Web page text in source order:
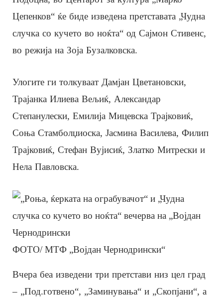
Цепенков“ ќе биде изведена претставата „Чудна
случка со кучето во ноќта“ од Сајмон Стивенс,
во режија на Зоја Бузалковска.
Улогите ги толкуваат Дамјан Цветановски,
Трајанка Илиева Вељиќ, Александар
Степанулески, Емилија Мицевска Трајковиќ,
Соња Стамболџиоска, Јасмина Василева, Филип
Трајковиќ, Стефан Вујисиќ, Златко Митрески и
Нела Павловска.
ФОТО/ МТФ „Војдан Чернодрински“
Вчера беа изведени три претстави низ цел град
– „Под.готвено“, „Заминувања“ и „Скопјани“, а